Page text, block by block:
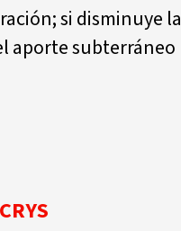
si disminuye la
aporte subterráneo